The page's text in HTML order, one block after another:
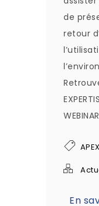
de
retour
APEX
En